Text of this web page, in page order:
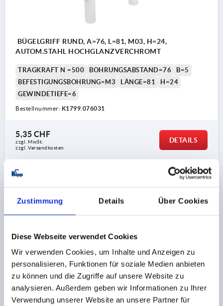
Zustimmung Details Über Cookies
Diese Webseite verwendet Cookies
Wir verwenden Cookies, um Inhalte und Anzeigen zu
personalisieren, Funktionen für soziale Medien anbieten
zu können und die Zugriffe auf unsere Website zu
analysieren. Außerdem geben wir Informationen zu Ihrer
Verwendung unserer Website an unsere Partner für
BÜGELGRIFF RUND, A=76, L=81, M03, H=24,
AUTOM.STAHL HOCHGLANZVERCHROMT
TRAGKRAFT N =500 BOHRUNGSABSTAND=76
B=5
BEFESTIGUNGSBOHRUNG=M3
LÄNGE=81
H=24
GEWINDETIEFE=6
Bestellnummer: K1799.076031
5,35 CHF
zzgl. MwSt.
zzgl. Versandkosten
DETAILS
K1799
BÜGELGRIFF RUND, A=88, L=93, M03, H=24,
TRAGKRAFT N =500 BOHRUNGSABSTAND=88
B=5
BEFESTIGUNGSBOHRUNG=M3
LÄNGE=93
H=24